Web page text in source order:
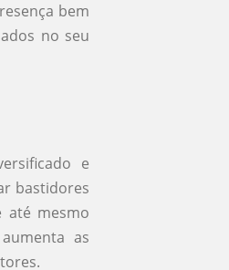
bem
no seu
e
bastidores
até mesmo
as